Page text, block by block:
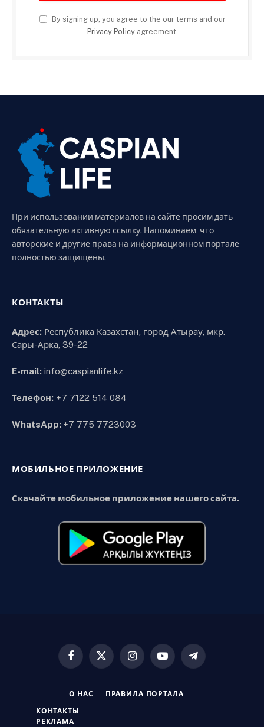
By signing up, you agree to the our terms and our
Privacy Policyagreement.
При использовании материалов на сайте просим дать
обязательную активную ссылку. Напоминаем, что
авторские и другие права на информационном портале
полностью защищены.
КОНТАКТЫ
Адрес: Республика Казахстан, город Атырау, мкр.
Сары-Арка, 39-22
E-mail: info@caspianlife.kz
Телефон: +7 7122 514 084
WhatsApp: +7 775 7723003
МОБИЛЬНОЕ ПРИЛОЖЕНИЕ
Скачайте мобильное приложение нашего сайта.
Facebook
X
InstagramYouTubeTelegram
О НАС ПРАВИЛА ПОРТАЛА
КОНТАКТЫ
РЕКЛАМА